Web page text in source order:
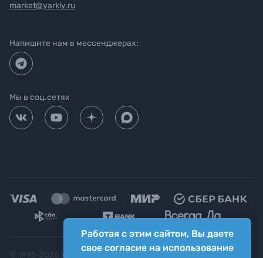
Работая с этим сайтом, Вы даете
свое согласие на использование
market@yarkiy.ru
Напишите нам в мессенджерах:
Мы в соц.сетях
Яркий фотомаркет ("Яркий Мир")